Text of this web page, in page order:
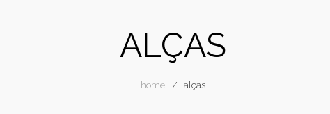
ALÇAS
home alças